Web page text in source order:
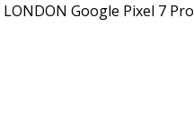
LONDON Google Pixel 7 Pro